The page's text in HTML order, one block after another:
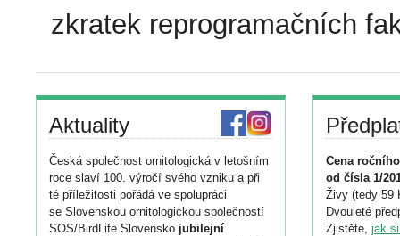
zkratek reprogramačních
Aktuality
Česká společnost ornitologická v letošním
roce slaví 100. výročí svého vzniku a při
té příležitosti pořádá ve spolupráci
se Slovenskou ornitologickou společností
SOS/BirdLife Slovensko jubilejní
Cena
od čísla 1/
Živy (tedy 59
Dvouleté
Zjistěte, jak